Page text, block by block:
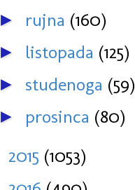
► rujna (160)
► listopada (125)
► studenoga (59)
► prosinca (80)
2015 (1053)